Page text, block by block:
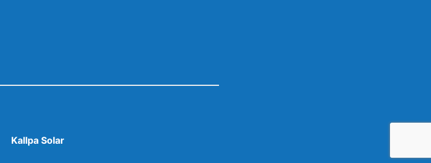
Kallpa Solar